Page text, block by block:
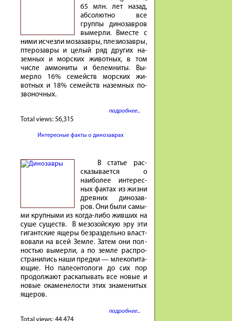
65 млн. лет на­зад,
аб­со­лютно все
группы ди­но­завров
вы­мерли. Вместе с
ними ис­чезли мо­за­завры, пле­зио­завры,
птеро­завры и це­лый ряд других на­
земных и мор­ских жи­вотных, в том
числе ам­мо­ниты и бе­лем­ниты. Вы­
мерло 16% се­мейств мор­ских жи­
вотных и 18% се­мейств на­земных по­
зво­ночных.
подробнее...
Total views: 56,315
Интересные факты о динозаврах
В ста­тье рас­
ска­зы­ва­ется о
наибо­лее инте­рес­
ных фак­тах из жиз­ни
древ­них ди­но­зав­
ров. Они бы­ли са­мы­
ми круп­ны­ми из ко­гда-либо жив­ших на
су­ше су­ществ. В ме­зо­зой­скую эру эти
ги­гант­ские яще­ры без­раз­дель­но власт­
во­ва­ли на всей Зем­ле. За­тем они пол­
но­стью вы­мер­ли, а по зем­ле рас­про­
стра­ни­лись на­ши пред­ки — мле­ко­пи­та­
ю­щие. Но па­ле­он­то­ло­ги до сих пор
про­дол­жа­ют рас­ка­пы­вать все но­вые и
но­вые ока­мене­ло­сти этих зна­ме­ни­тых
яще­ров.
подробнее...